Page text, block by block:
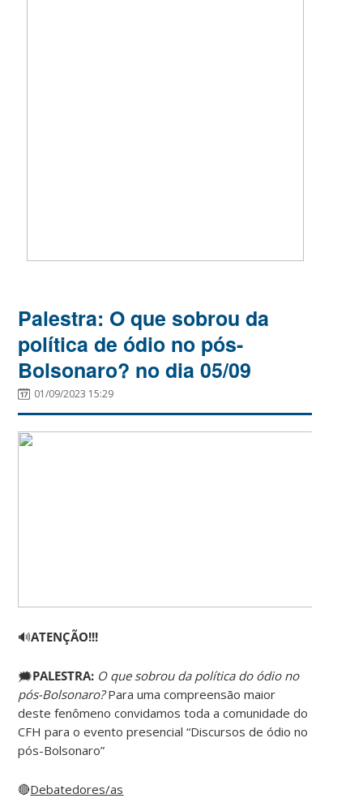
Palestra: O que sobrou da
política de ódio no pós-
Bolsonaro? no dia 05/09
01/09/2023 15:29
🔊ATENÇÃO!!!
🗯️PALESTRA: O que sobrou da política do ódio no
pós-Bolsonaro?Para uma compreensão maior
deste fenômeno convidamos toda a comunidade do
CFH para o evento presencial “Discursos de ódio no
pós-Bolsonaro”
🔴Debatedores/as